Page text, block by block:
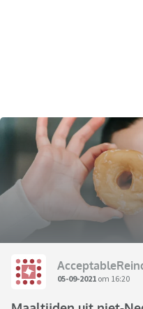
05-09-2021 om 16:20